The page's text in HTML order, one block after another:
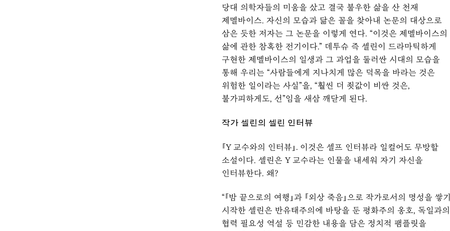
당대 의학자들의 미움을 샀고 결국 불우한 삶을 산 천재
제멜바이스. 자신의 모습과 닮은 꼴을 찾아내 논문의 대상으로
삼은 듯한 저자는 그 논문을 이렇게 연다. “이것은 제멜바이스의
삶에 관한 참혹한 전기이다.” 데투슈 즉 셀린이 드라마틱하게
구현한 제멜바이스의 일생과 그 과업을 둘러싼 시대의 모습을
통해 우리는 “사람들에게 지나치게 많은 덕목을 바라는 것은
위험한 일이라는 사실”을, “훨씬 더 죗값이 비싼 것은,
불가피하게도, 선”임을 새삼 깨닫게 된다.
작가 셀린의 셀린 인터뷰
『Y 교수와의 인터뷰』. 이것은 셀프 인터뷰라 일컬어도 무방할
소설이다. 셀린은 Y 교수라는 인물을 내세워 자기 자신을
인터뷰한다. 왜?
“『밤 끝으로의 여행』과 『외상 죽음』으로 작가로서의 명성을 쌓기
시작한 셀린은 반유태주의에 바탕을 둔 평화주의 옹호, 독일과의
협력 필요성 역설 등 민감한 내용을 담은 정치적 팸플릿을